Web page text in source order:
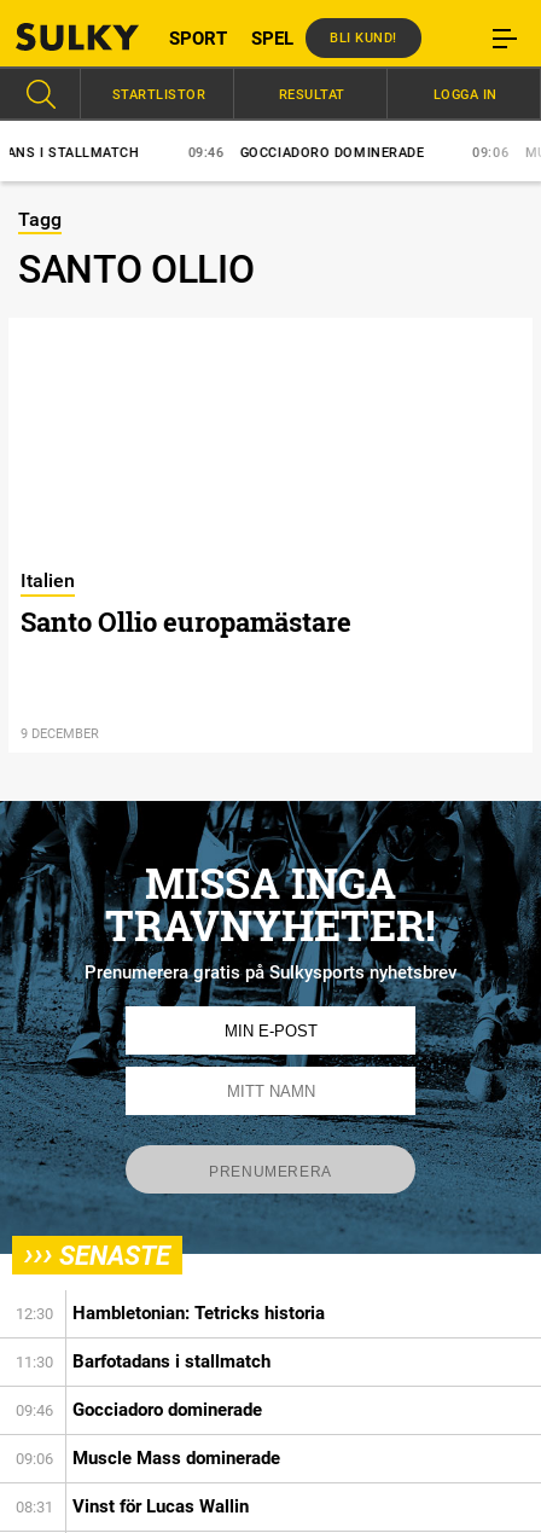
SPORT SPEL BLI KUND!
I STALLMATCH 09:46 GOCCIADORO DOMINERADE 09:06
STARTLISTOR RESULTAT LOGGA IN
Tagg
SANTO OLLIO
Italien
Santo Ollio europamästare
9 DECEMBER
MISSA INGA
TRAVNYHETER!
Prenumerera gratis på Sulkysports nyhetsbrev
››› SENASTE
12:30 Hambletonian: Tetricks historia
11:30 Barfotadans i stallmatch
09:46 Gocciadoro dominerade
09:06 Muscle Mass dominerade
08:31 Vinst för Lucas Wallin